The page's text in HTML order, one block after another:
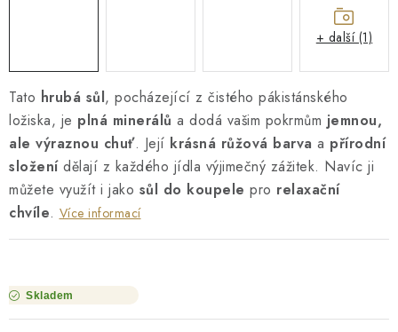
Tato hrubá sůl, pocházející z čistého pákistánského
ložiska, je plná minerálů a dodá vašim pokrmům jemnou,
ale výraznou chuť. Její krásná růžová barva a přírodní
složenídělají z každého jídla výjimečný zážitek. Navíc ji
můžete využít i jako sůl do koupele pro relaxační
chvíle. Více informací
Skladem
+ další (1)